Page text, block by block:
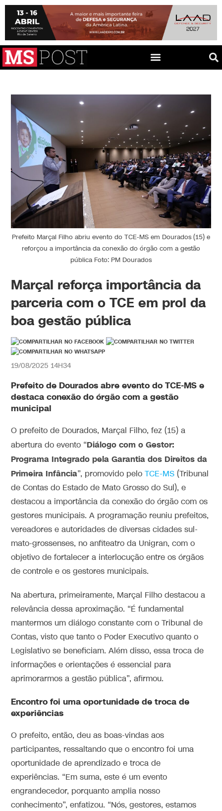
Prefeito Marçal Filho abriu evento do TCE-MS em Dourados (15) e
reforçou a importância da conexão do órgão com a gestão
pública Foto: PM Dourados
Marçal reforça importância da
parceria com o TCE em prol da
boa gestão pública
19/08/2025 14H34
Prefeito de Dourados abre evento do TCE-MS e
destaca conexão do órgão com a gestão
municipal
O prefeito de Dourados, Marçal Filho, fez (15) a
abertura do evento “Diálogo com o Gestor:
Programa Integrado pela Garantia dos Direitos da
Primeira Infância”, promovido peloTCE-MS (Tribunal
de Contas do Estado de Mato Grosso do Sul), e
destacou a importância da conexão do órgão com os
gestores municipais. A programação reuniu prefeitos,
vereadores e autoridades de diversas cidades sul-
mato-grossenses, no anfiteatro da Unigran, com o
objetivo de fortalecer a interlocução entre os órgãos
de controle e os gestores municipais.
Na abertura, primeiramente, Marçal Filho destacou a
relevância dessa aproximação. “É fundamental
mantermos um diálogo constante com o Tribunal de
Contas, visto que tanto o Poder Executivo quanto o
Legislativo se beneficiam. Além disso, essa troca de
informações e orientações é essencial para
aprimorarmos a gestão pública”, afirmou.
Encontro foi uma oportunidade de troca de
experiências
O prefeito, então, deu as boas-vindas aos
participantes, ressaltando que o encontro foi uma
oportunidade de aprendizado e troca de
experiências. “Em suma, este é um evento
engrandecedor, porquanto amplia nosso
conhecimento”, enfatizou. “Nós, gestores, estamos